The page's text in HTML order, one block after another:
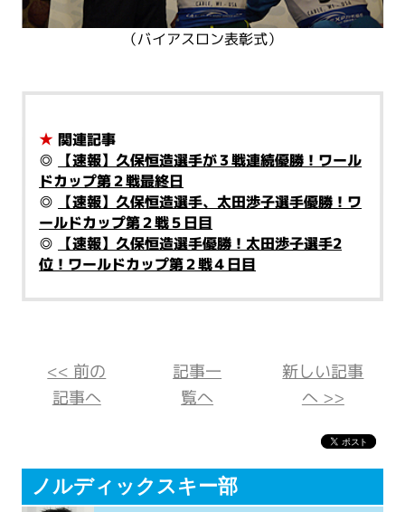
（バイアスロン表彰式）
★ 関連記事
◎ 【速報】久保恒造選手が３戦連続優勝！ワール
ドカップ第２戦最終日
◎ 【速報】久保恒造選手、太田渉子選手優勝！ワ
ールドカップ第２戦５日目
◎ 【速報】久保恒造選手優勝！太田渉子選手2
位！ワールドカップ第２戦４日目
<< 前の
記事へ
記事一
覧へ
新しい記事
へ >>
ノルディックスキー部